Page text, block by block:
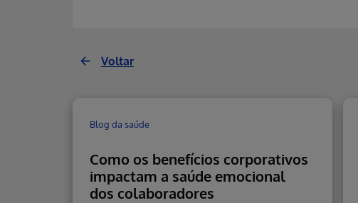
Voltar
Blog da saúde
Como os benefícios corporativos
impactam a saúde emocional
dos colaboradores